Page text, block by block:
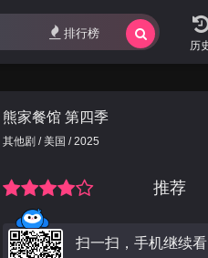
排行榜
熊家餐馆 第四季
其他剧 / 美国 / 2025
推荐
扫一扫，手机继续看